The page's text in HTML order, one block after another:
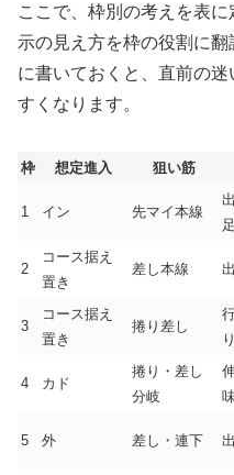
ここで、枠別の考えを表
示の見え方を枠の役割に
に書いておくと、直前の
すくなります。
枠 想定進入 狙い筋
1 イン 先マイ本線
足
2
コース据え
置き
差し本線
3
コース据え
置き
捲り差し
4 カド
捲り・差し
分岐
5 外 差し・連下